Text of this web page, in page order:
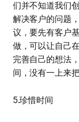
们并不知道我们
解决客户的问题
议，要先有客户
做，可以让自己
完善自己的想法
间，没有一上来
5.珍惜时间